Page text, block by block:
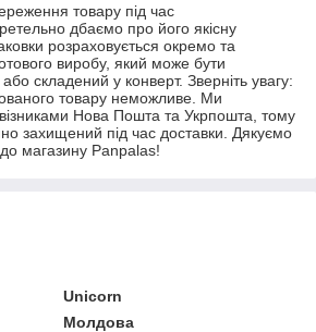
товару під час
дбаємо про його якісну
розраховується окремо та
виробу, який може бути
складений у конверт. Зверніть увагу:
товару неможливе. Ми
Нова Пошта та Укрпошта, тому
захищений під час доставки. Дякуємо
до магазину Panpalas!
Unicorn
Молдова